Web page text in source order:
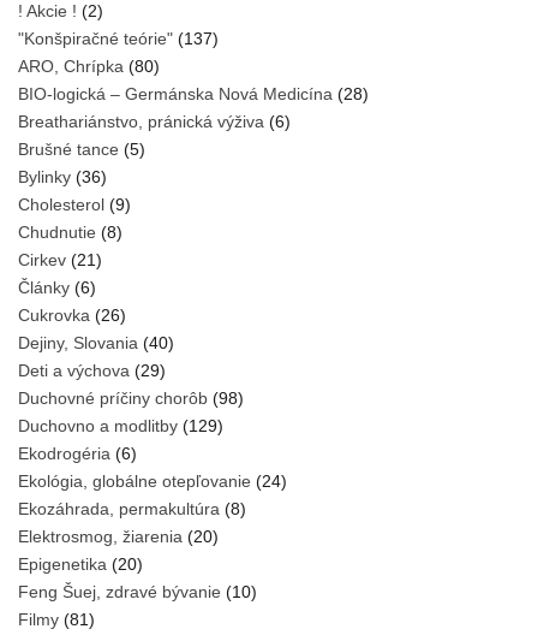
! Akcie ! (2)
"Konšpiračné teórie" (137)
ARO, Chrípka (80)
BIO-logická – Germánska Nová Medicína (28)
Breathariánstvo, pránická výživa (6)
Brušné tance (5)
Bylinky (36)
Cholesterol (9)
Chudnutie (8)
Cirkev (21)
Články (6)
Cukrovka (26)
Dejiny, Slovania (40)
Deti a výchova (29)
Duchovné príčiny chorôb (98)
Duchovno a modlitby (129)
Ekodrogéria (6)
Ekológia, globálne otepľovanie (24)
Ekozáhrada, permakultúra (8)
Elektrosmog, žiarenia (20)
Epigenetika (20)
Feng Šuej, zdravé bývanie (10)
Filmy (81)